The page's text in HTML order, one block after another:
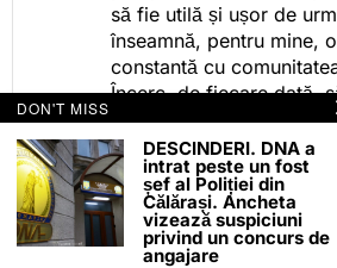
să fie utilă și ușor de
înseamnă, pentru mine,
constantă cu
Încerc, de fiecare dată,
celor care citesc,
ceea ce fac. Pentru că
este despre mine, ci
Iar dacă oamenii se
pe care le spun,
drumul bun.
DON'T MISS
DESCINDERI. DNA a
intrat peste un fost
șef al Poliției din
Călărași. Ancheta
vizează suspiciuni
privind un concurs de
angajare